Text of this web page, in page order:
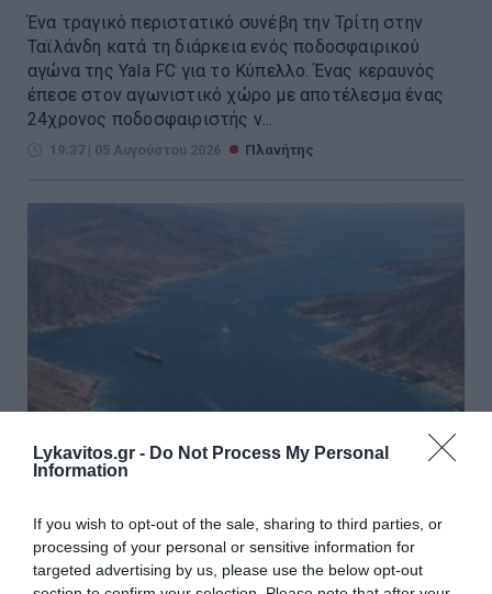
Lykavitos.gr - Do Not Process My Personal
Information
If you wish to opt-out of the sale, sharing to third parties, or
processing of your personal or sensitive information for
targeted advertising by us, please use the below opt-out
Ένα τραγικό περιστατικό συνέβη την Τρίτη στην
Ταϊλάνδη κατά τη διάρκεια ενός ποδοσφαιρικού
αγώνα της Yala FC για το Κύπελλο. Ένας κεραυνός
έπεσε στον αγωνιστικό χώρο με αποτέλεσμα ένας
24χρονος ποδοσφαιριστής ν...
19:37 | 05 Αυγούστου 2026 Πλανήτης
Ιράν και Ομάν κατέληξαν σε
συμφωνία 60 ημερών για τα